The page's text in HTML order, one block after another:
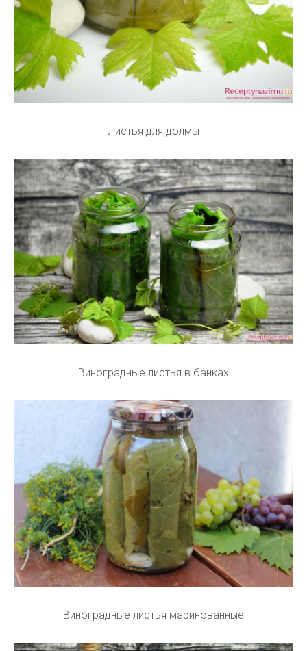
Листья для долмы
Виноградные листья в банках
Виноградные листья маринованные